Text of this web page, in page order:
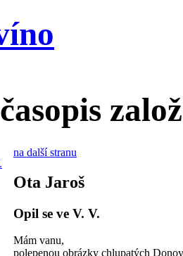
na další stranu
Ota Jaroš
Opil se ve V. V.
Mám vanu,
polepenou obrázky chlupatých